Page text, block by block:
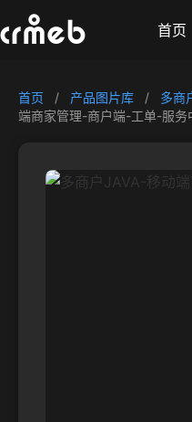
首页
首页 / 产品图片库 / 多商
端商家管理-商户端-工单-服务